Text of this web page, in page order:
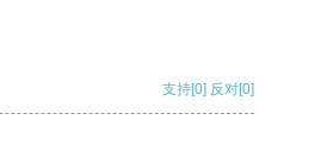
支持[0] 反对[0]